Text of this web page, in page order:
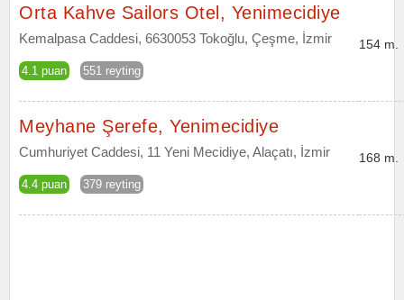
Orta Kahve Sailors Otel, Yenimecidiye
Kemalpasa Caddesi, 6630053 Tokoğlu, Çeşme, İzmir
4.1 puan 551 reyting
154 m.
Meyhane Şerefe, Yenimecidiye
Cumhuriyet Caddesi, 11 Yeni Mecidiye, Alaçatı, İzmir
4.4 puan 379 reyting
168 m.